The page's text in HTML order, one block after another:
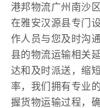
港邦物流广州南沙
在雅安汉源县专门
作人员与您及时沟
县的物流运输相关
达和及时派送，缩
率，我们拥有专业
握货物运输过程，